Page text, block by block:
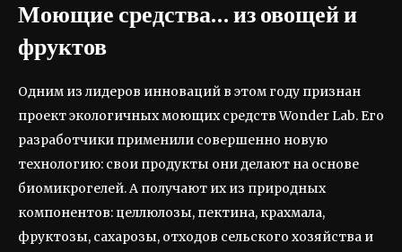
Моющие средства… из овощей и
фруктов
Одним из лидеров инноваций в этом году признан
проект экологичных моющих средств Wonder Lab. Его
разработчики применили совершенно новую
технологию: свои продукты они делают на основе
биомикрогелей. А получают их из природных
компонентов: целлюлозы, пектина, крахмала,
фруктозы, сахарозы, отходов сельского хозяйства и